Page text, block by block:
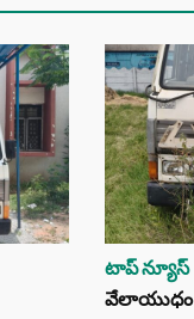
టాప్ న్యూస్